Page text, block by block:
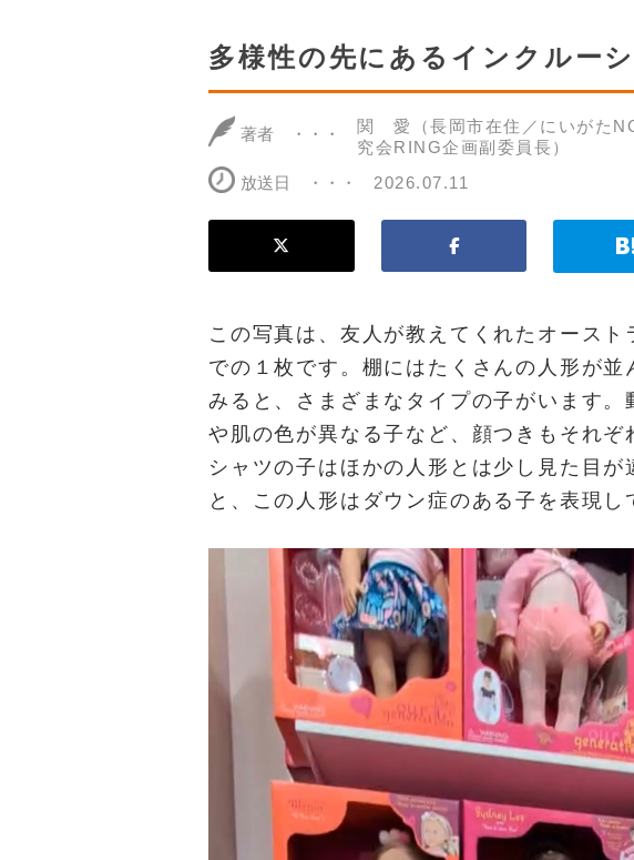
多様性の先にあるインクルー
著者
関 愛（長岡市在住／にいがた
究会RING企画副委員長）
放送日
2026.07.11
この写真は、友人が教えてくれたオース
での１枚です。棚にはたくさんの人形が並
みると、さまざまなタイプの子がいます。
や肌の色が異なる子など、顔つきもそれぞ
シャツの子はほかの人形とは少し見た目が
と、この人形はダウン症のある子を表現し